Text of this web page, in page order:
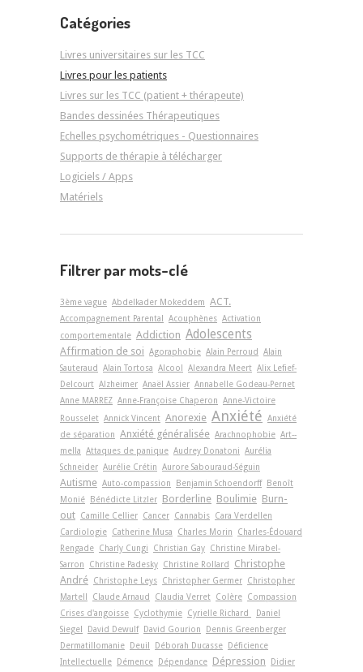
Catégories
Livres universitaires sur les TCC
Livres pour les patients
Livres sur les TCC (patient + thérapeute)
Bandes dessinées Thérapeutiques
Echelles psychométriques - Questionnaires
Supports de thérapie à télécharger
Logiciels / Apps
Matériels
Filtrer par mots-clé
3ème vague Abdelkader Mokeddem ACT.
Accompagnement Parental Acouphènes Activation
comportementale Addiction Adolescents
Affirmation de soi Agoraphobie Alain Perroud Alain
Sauteraud Alain Tortosa Alcool Alexandra Meert Alix Lefief-
Delcourt Alzheimer Anaël Assier Annabelle Godeau-Pernet
Anne MARREZ Anne-Françoise Chaperon Anne-Victoire
Rousselet Annick Vincent Anorexie Anxiété Anxiété
de séparation Anxiété généralisée Arachnophobie Art-­
mella Attaques de panique Audrey Donatoni Aurélia
Schneider Aurélie Crétin Aurore Sabouraud-Séguin
Autisme Auto-compassion Benjamin Schoendorff Benoît
Monié Bénédicte Litzler Borderline Boulimie Burn-
out Camille Cellier Cancer Cannabis Cara Verdellen
Cardiologie Catherine Musa Charles Morin
Charles-Édouard
Rengade Charly Cungi Christian Gay Christine Mirabel-
Sarron
Christine Padesky Christine Rollard
Christophe
André Christophe Leys Christopher Germer Christopher
Martell
Claude Arnaud Claudia Verret Colère Compassion
Crises d'angoisse Cyclothymie Cyrielle Richard
Daniel
Siegel
David Dewulf David Gourion
Dennis Greenberger
Dermatillomanie Deuil Déborah Ducasse Déficience
Intellectuelle Démence Dépendance Dépression
Didier